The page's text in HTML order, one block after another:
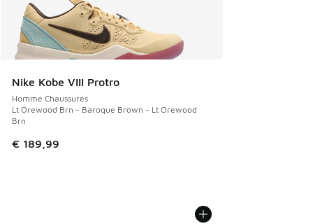
Nike Kobe VIII Protro
Homme Chaussures
Lt Orewood Brn - Baroque Brown - Lt Orewood
Brn
€ 189,99